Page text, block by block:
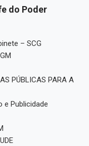
do Poder
– SCG
PÚBLICAS PARA A
e Publicidade